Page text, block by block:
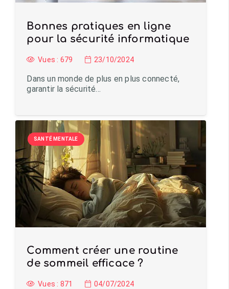
Bonnes pratiques en ligne
pour la sécurité informatique
Vues : 679 23/10/2024
Dans un monde de plus en plus connecté,
garantir la sécurité…
SANTÉ MENTALE
Comment créer une routine
de sommeil efficace ?
Vues : 871 04/07/2024